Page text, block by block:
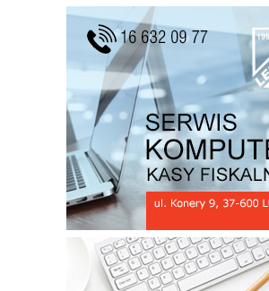
Krowica Sama – Odzyskanie
Niepodległości cz. 2